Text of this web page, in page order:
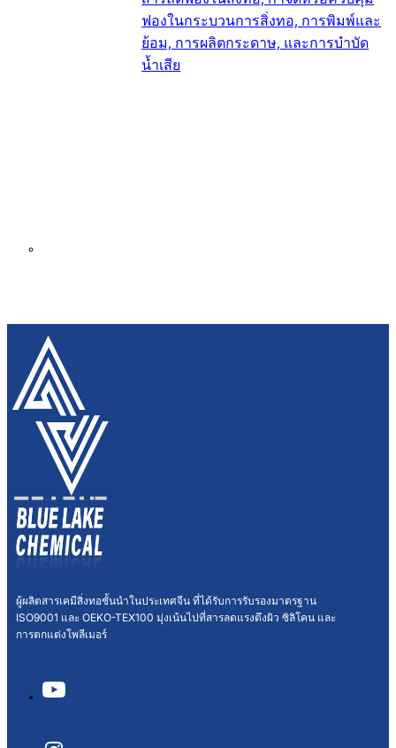
ฟองในกระบวนการสิ่งทอ, การพิมพ์และ
ย้อม, การผลิตกระดาษ, และการบำบัด
น้ำเสีย
ผู้ผลิตสารเคมีสิ่งทอชั้นนำในประเทศจีน ที่ได้รับการรับรองมาตรฐาน
ISO9001 และ OEKO-TEX100 มุ่งเน้นไปที่สารลดแรงตึงผิว ซิลิโคน และ
การตกแต่งโพลีเมอร์